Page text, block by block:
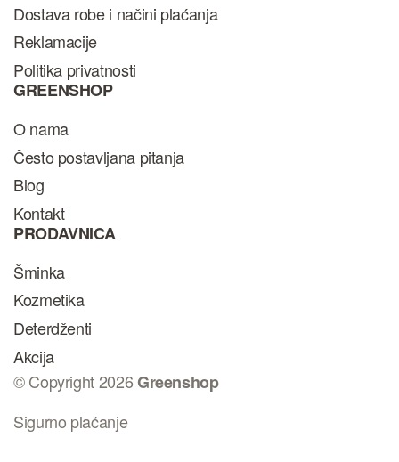
Dostava robe i načini plaćanja
Reklamacije
Politika privatnosti
GREENSHOP
O nama
Često postavljana pitanja
Blog
Kontakt
PRODAVNICA
Šminka
Kozmetika
Deterdženti
Akcija
© Copyright 2026Greenshop
Sigurno plaćanje